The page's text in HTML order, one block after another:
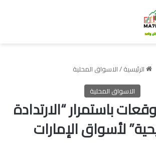
الرئيسية/الاسواق المحلية
الاسواق المحلية
باستمرار “الارتدادة
لأسواق الإمارات